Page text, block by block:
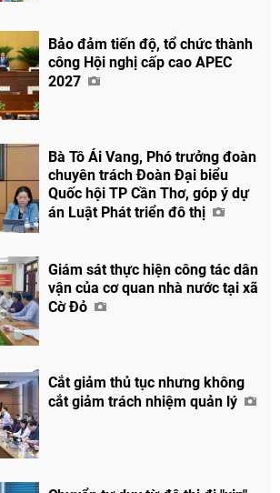
Bảo đảm tiến độ, tổ chức thành
công Hội nghị cấp cao APEC
2027
Bà Tô Ái Vang, Phó trưởng đoàn
chuyên trách Đoàn Đại biểu
Quốc hội TP Cần Thơ, góp ý dự
án Luật Phát triển đô thị
Giám sát thực hiện công tác dân
vận của cơ quan nhà nước tại xã
Cờ Đỏ
Cắt giảm thủ tục nhưng không
cắt giảm trách nhiệm quản lý